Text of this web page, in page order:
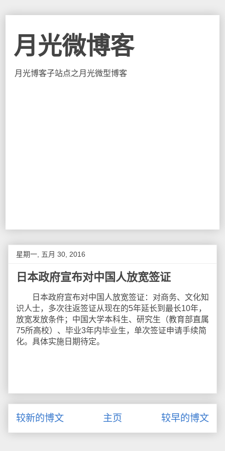
月光微博客
月光博客子站点之月光微型博客
星期一, 五月 30, 2016
日本政府宣布对中国人放宽签证
日本政府宣布对中国人放宽签证：对商务、文化知
识人士，多次往返签证从现在的5年延长到最长10年，
放宽发放条件；中国大学本科生、研究生（教育部直属
75所高校）、毕业3年内毕业生，单次签证申请手续简
化。具体实施日期待定。
较新的博文 较早的博文
主页